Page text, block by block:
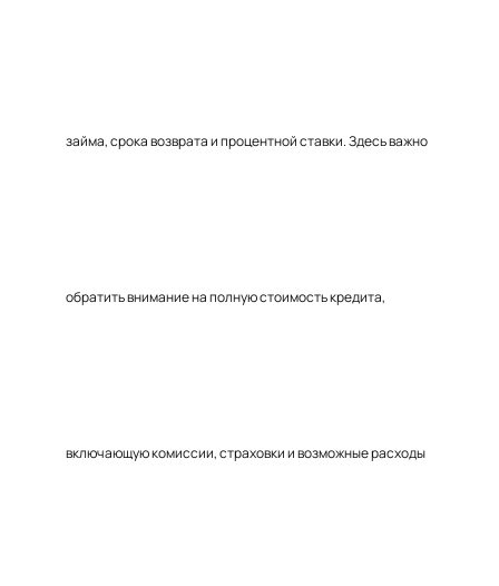
займа, срока возврата и процентной ставки. Здесь важно
обратить внимание на полную стоимость кредита,
включающую комиссии, страховки и возможные расходы